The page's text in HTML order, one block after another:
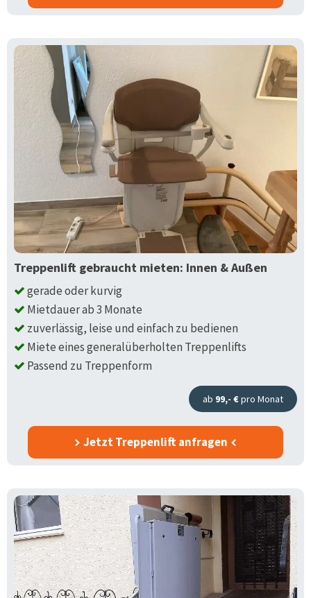
Treppenlift gebraucht mieten: Innen & Außen
gerade oder kurvig
Mietdauer ab 3 Monate
zuverlässig, leise und einfach zu bedienen
Miete eines generalüberholten Treppenlifts
Passend zu Treppenform
ab 99,- €pro Monat
Jetzt Treppenlift anfragen